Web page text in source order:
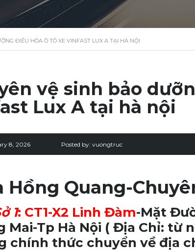
ĐIỀU HÒA Ô TÔ XE VINFAST LUX A TẠI HÀ NỘI
vệ sinh bảo
Lux A tại hà nội
8, 2026 Posted by: vuongtruc
Hồng Quang-
1: CT1-X2 Linh Đàm-Mặt
Mai-Tp Hà Nội ( Địa Chỉ: từ
chính thức chuyển về địa